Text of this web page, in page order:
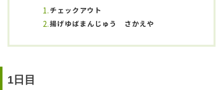
チェックアウト
揚げゆばまんじゅう さかえや
1日目